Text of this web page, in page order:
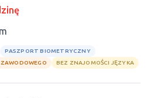
PASZPORT BIOMETRYCZNY
BEZ ZNAJOMOŚCI JĘZYKA